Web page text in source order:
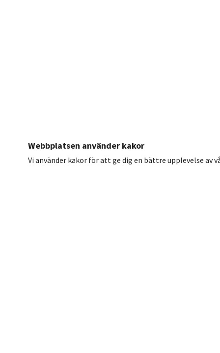
Webbplatsen använder kakor
Vi använder kakor för att ge dig en bättre upplevelse av